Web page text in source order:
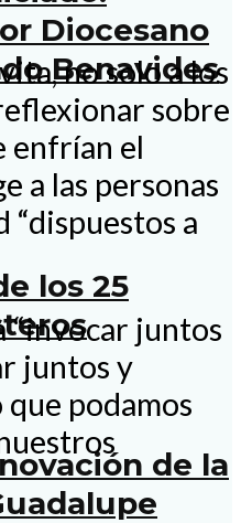
Diocesano
Benavides
los 25
de la
no solo a los
sobre
enfrían el
a las personas
“dispuestos a
“invocar juntos
juntos y
podamos